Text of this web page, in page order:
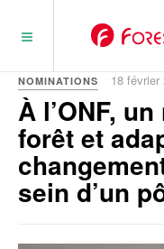
NOMINATIONS 18 février
À l’ONF,
forêt et
sein d’un